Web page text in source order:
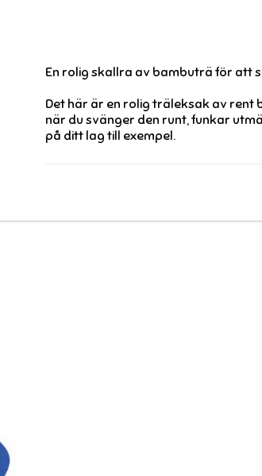
En rolig skallra av bambuträ för att
Det här är en rolig träleksak av rent
när du svänger den runt, funkar
på ditt lag till exempel.